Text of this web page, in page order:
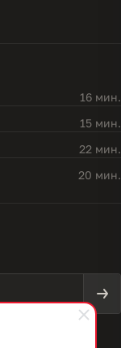
16 мин.
15 мин.
22 мин.
20 мин.